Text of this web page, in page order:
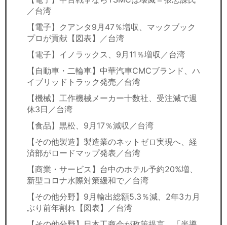
／台湾
【電子】クアンタ9月47％増収、マックブック
プロが貢献【図表】／台湾
【電子】イノラックス、9月11％増収／台湾
【自動車・二輪車】中華汽車CMCブランド、ハ
イブリッドトラック発売／台湾
【機械】工作機械メーカー十数社、受注減で週
休3日／台湾
【食品】黒松、9月17％減収／台湾
【その他製造】製造業のネットゼロ実現へ、経
済部がロードマップ発表／台湾
【商業・サービス】台中のホテル予約20%増、
新型コロナ水際対策緩和で／台湾
【その他分野】9月輸出総額5.3％減、2年3カ月
ぶり前年割れ【図表】／台湾